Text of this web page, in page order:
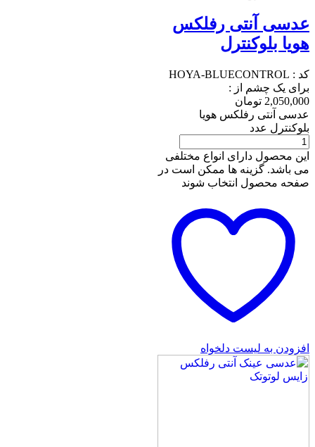
عدسی آنتی رفلکس
هویا بلوکنترل
کد : HOYA-BLUECONTROL
برای یک چشم از :
2,050,000 تومان
عدسی آنتی رفلکس هویا
بلوکنترل عدد
این محصول دارای انواع مختلفی
می باشد. گزینه ها ممکن است در
صفحه محصول انتخاب شوند
افزودن به لیست دلخواه